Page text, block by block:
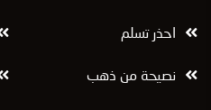
احذر تسلم
نصيحة من ذهب